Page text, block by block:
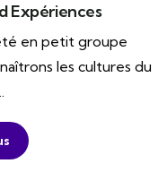
Expériences
en petit groupe
les cultures du